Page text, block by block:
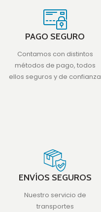
PAGO SEGURO
Contamos con distintos
métodos de pago, todos
ellos seguros y de confianza
ENVÍOS SEGUROS
Nuestro servicio de
transportes